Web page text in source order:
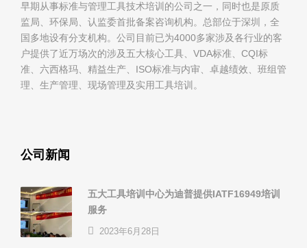
早期从事标准与管理工具技术培训的公司之一，同时也是原质
监局、环保局、认监委首批备案咨询机构。总部位于深圳，全
国多地设有分支机构。公司目前已为4000多家涉及各行业的客
户提供了近万场次的涉及五大核心工具、VDA标准、CQI标
准、六西格玛、精益生产、ISO标准与内审、卓越绩效、班组管
理、生产管理、现场管理及实用工具培训。
公司新闻
五大工具培训中心为迪普提供IATF16949培训
服务
2023年6月28日